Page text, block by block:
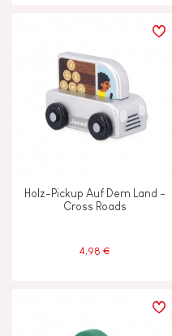
Holz-Pickup Auf Dem Land -
Cross Roads
4,98 €